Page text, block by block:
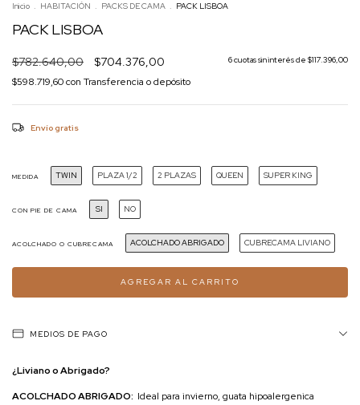
Inicio . HABITACIÓN . PACKS DE CAMA . PACK LISBOA
PACK LISBOA
$782.640,00 $704.376,00 6cuotas sin interés de $117.396,00
$598.719,60con Transferencia o depósito
Envío gratis
MEDIDA TWIN PLAZA 1/2 2 PLAZAS QUEEN SUPER KING
CON PIE DE CAMA SI NO
ACOLCHADO O CUBRECAMA ACOLCHADO ABRIGADO CUBRECAMA LIVIANO
MEDIOS DE PAGO
¿Liviano o Abrigado?
ACOLCHADO ABRIGADO: Ideal para invierno, guata hipoalergenica